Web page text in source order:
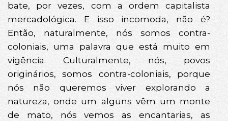
bate, por vezes, com a ordem capitalista
mercadológica. E isso incomoda, não é?
Então, naturalmente, nós somos contra-
coloniais, uma palavra que está muito em
vigência. Culturalmente, nós, povos
originários, somos contra-coloniais, porque
nós não queremos viver explorando a
natureza, onde um alguns vêm um monte
de mato, nós vemos as encantarias, as